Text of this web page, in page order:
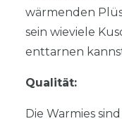
wärmenden
sein wieviele
enttarnen
Qualität:
Die Warmies